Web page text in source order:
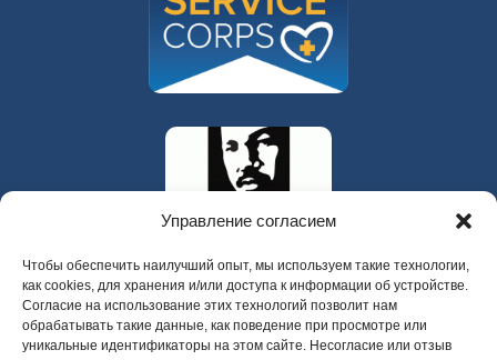
Управление согласием
Чтобы обеспечить наилучший опыт, мы используем такие технологии,
как cookies, для хранения и/или доступа к информации об устройстве.
Согласие на использование этих технологий позволит нам
обрабатывать такие данные, как поведение при просмотре или
уникальные идентификаторы на этом сайте. Несогласие или отзыв